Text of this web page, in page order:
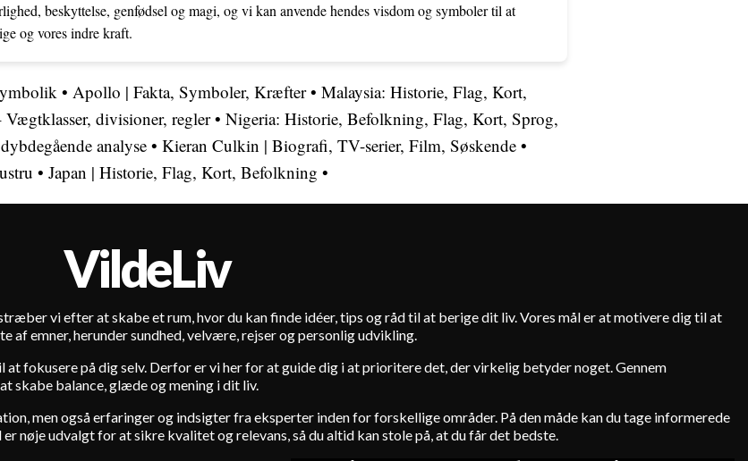
beskyttelse, genfødsel og magi, og vi kan anvende hendes visdom og symboler til at
og vores indre kraft.
• Apollo | Fakta, Symboler, Kræfter• Malaysia: Historie, Flag, Kort,
divisioner, regler• Nigeria: Historie, Befolkning, Flag, Kort, Sprog,
analyse • Kieran Culkin | Biografi, TV-serier, Film, Søskende •
• Japan | Historie, Flag, Kort, Befolkning •
VildeLiv
vi efter at skabe et rum, hvor du kan finde idéer, tips og råd til at berige dit liv. Vores mål er at motivere dig til at
emner, herunder sundhed, velvære, rejser og personlig udvikling.
fokusere på dig selv. Derfor er vi her for at guide dig i at prioritere det, der virkelig betyder noget. Gennem
skabe balance, glæde og mening i dit liv.
men også erfaringer og indsigter fra eksperter inden for forskellige områder. På den måde kan du tage informerede
nøje udvalgt for at sikre kvalitet og relevans, så du altid kan stole på, at du får det bedste.